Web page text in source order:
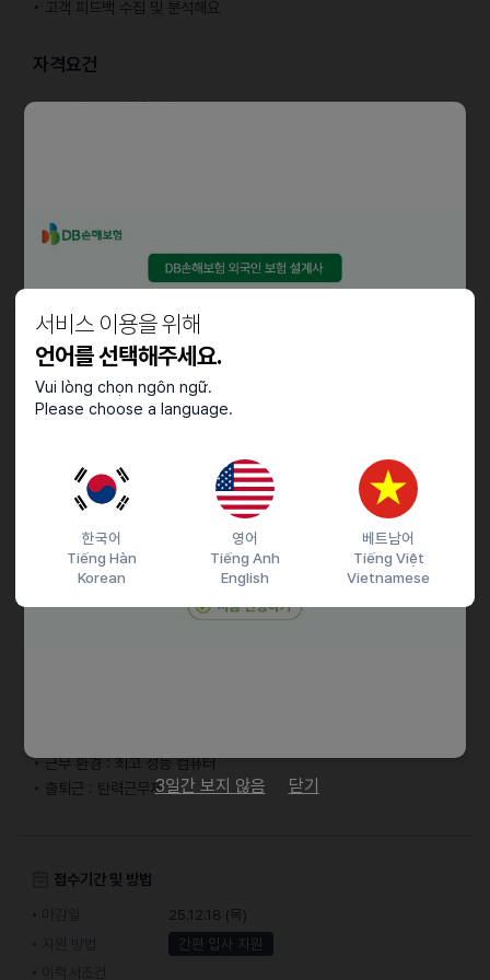
서비스 이용을 위해
언어를 선택해주세요.
Vui lòng chọn ngôn ngữ.
Please choose a language.
한국어
Tiếng Hàn
Korean
영어
Tiếng Anh
English
베트남어
Tiếng Việt
Vietnamese
• 고객 피드백 수집 및 분석해요
자격요건
• 중국어 능통자 필수예요
• 팀워크와 커뮤니케이션 능력 중요해요
우대사항
• 중국 SNS(샤오홍슈, 도우인 등) 체험단 관리 경험 있으신 분 우대해요
• 샤오홍슈/도우인 등 SNS 개인 채널을 활발히 운영하고 있으신 분
우대해요 (채널 링크 제출 필요해요)
• 광고 기획사 근무 경험 있어요
• 일러스트레이터/포토샵 등 디자인 툴 활용 가능해요
• 영상 편집 가능해요
• 포트폴리오 제출하신 분을 우대해요
• 급여제도 : 상여금, 장기근속자 포상, 성과급, 인센티브제, 퇴직연금,
• 근무 환경 : 최고 성능 컴퓨터
• 출퇴근 : 탄력근무제
접수기간 및 방법
25.12.18 (목)
간편 입사 지원
3일간 보지 않음 닫기